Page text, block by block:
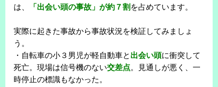
は、
「出会い頭の事故」が約７割 を占めています。
実際に起きた事故から事故状況を検証してみましょ
う。
・自転車の小３男児が軽自動車と 出会い頭に衝突して
死亡。現場は信号機のない交差点。見通しが悪く、一
時停止の標識もなかった。